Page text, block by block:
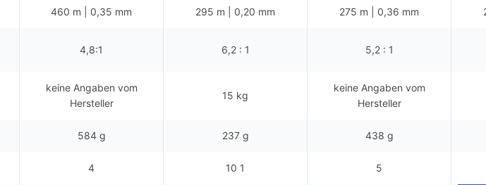
460 m | 0,35 mm 295 m | 0,20 mm 275 m | 0,36 mm
4,8:1 6,2 : 1 5,2 : 1
keine Angaben vom
Hersteller
15 kg
keine Angaben vom
Hersteller
584 g 237 g 438 g
4 10 1 5